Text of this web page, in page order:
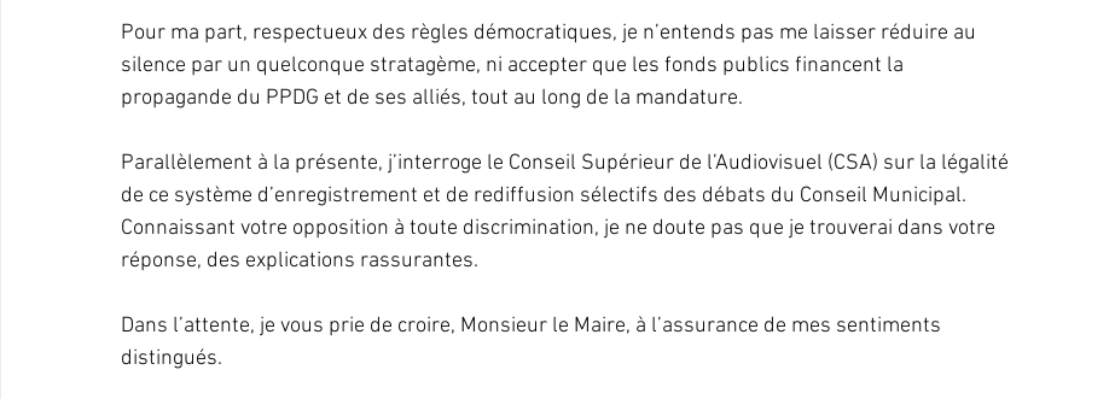
Pour ma part, respectueux des règles démocratiques, je n’entends pas me laisser réduire au
silence par un quelconque stratagème, ni accepter que les fonds publics financent la
propagande du PPDG et de ses alliés, tout au long de la mandature.
Parallèlement à la présente, j’interroge le Conseil Supérieur de l’Audiovisuel (CSA) sur la légalité
de ce système d’enregistrement et de rediffusion sélectifs des débats du Conseil Municipal.
Connaissant votre opposition à toute discrimination, je ne doute pas que je trouverai dans votre
réponse, des explications rassurantes.
Dans l’attente, je vous prie de croire, Monsieur le Maire, à l’assurance de mes sentiments
distingués.